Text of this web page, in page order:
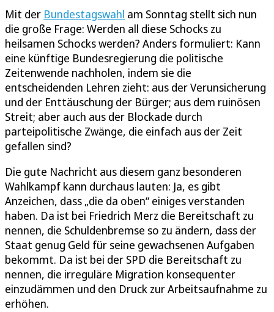
Mit der Bundestagswahl am Sonntag stellt sich nun
die große Frage: Werden all diese Schocks zu
heilsamen Schocks werden? Anders formuliert: Kann
eine künftige Bundesregierung die politische
Zeitenwende nachholen, indem sie die
entscheidenden Lehren zieht: aus der Verunsicherung
und der Enttäuschung der Bürger; aus dem ruinösen
Streit; aber auch aus der Blockade durch
parteipolitische Zwänge, die einfach aus der Zeit
gefallen sind?
Die gute Nachricht aus diesem ganz besonderen
Wahlkampf kann durchaus lauten: Ja, es gibt
Anzeichen, dass „die da oben“ einiges verstanden
haben. Da ist bei Friedrich Merz die Bereitschaft zu
nennen, die Schuldenbremse so zu ändern, dass der
Staat genug Geld für seine gewachsenen Aufgaben
bekommt. Da ist bei der SPD die Bereitschaft zu
nennen, die irreguläre Migration konsequenter
einzudämmen und den Druck zur Arbeitsaufnahme zu
erhöhen.